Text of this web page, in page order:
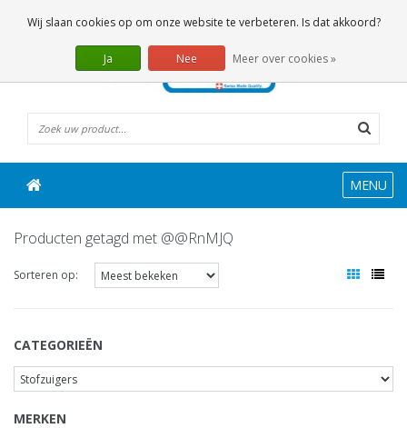
0 Artikelen
MENU
Producten getagd met @@RnMJQ
Sorteren op:
CATEGORIEËN
MERKEN
Wij slaan cookies op om onze website te verbeteren. Is dat akkoord?
Ja Nee Meer over cookies »